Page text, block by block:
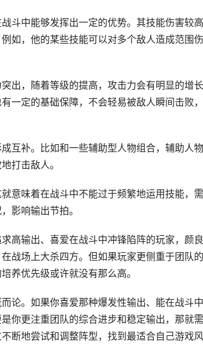
斗中能够发挥出一定的优势。其技能伤害较
如，他的某些技能可以对多个敌人造成范围伤
出，随着等级的提高，攻击力会有明显的增
一定的基础保障，不会轻易被敌人瞬间击败
互补。比如和一些辅助型人物组合，辅助人
打击敌人。
意味着在战斗中不能过于频繁地运用技能，
影响输出节拍。
高输出、喜爱在战斗中冲锋陷阵的玩家，颜
战场上大杀四方。但如果玩家更侧重于团队
养优先级或许就没有那么高。
论。如果你喜爱那种爆发性输出、能在战斗
你更注重团队的综合进步和稳定输出，那就
断地尝试和调整阵型，找到最适合自己游戏